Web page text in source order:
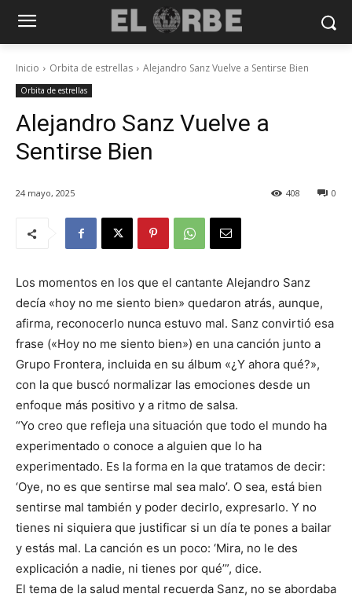
Inicio Orbita de estrellas Alejandro Sanz Vuelve a Sentirse Bien
Orbita de estrellas
Alejandro Sanz Vuelve a
Sentirse Bien
24 mayo, 2025 0
408
Los momentos en los que el cantante Alejandro Sanz
decía «hoy no me siento bien» quedaron atrás, aunque,
afirma, reconocerlo nunca estuvo mal. Sanz convirtió esa
frase («Hoy no me siento bien») en una canción junto a
Grupo Frontera, incluida en su álbum «¿Y ahora qué?»,
con la que buscó normalizar las emociones desde un
enfoque más positivo y a ritmo de salsa.
“Yo creo que refleja una situación que todo el mundo ha
experimentado o conoce a alguien que lo ha
experimentado. Es la forma en la que tratamos de decir:
‘Oye, no es que sentirse mal sea malo’. O sea, está bien
sentirse mal también y poder decirlo, expresarlo. Y no
tienes ni siquiera que justificar si un día te pones a bailar
y estás mal. La canción es un poco: ‘Mira, no le des
explicación a nadie, ni tienes por qué’”, dice.
El tema de la salud mental recuerda Sanz, no se abordaba